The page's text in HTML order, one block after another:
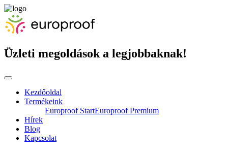
Üzleti megoldások a legjobbaknak!
Kezdőoldal
Termékeink
Europroof StartEuroproof Premium
Hírek
Blog
Kapcsolat